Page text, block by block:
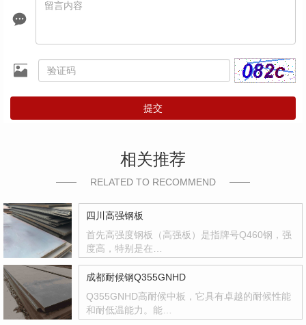
提交
相关推荐
RELATED TO RECOMMEND
四川高强钢板
首先高强度钢板（高强板）是指牌号Q460钢，强
度高，特别是在…
成都耐候钢Q355GNHD
Q355GNHD高耐候中板，它具有卓越的耐候性能
和耐低温能力。能…